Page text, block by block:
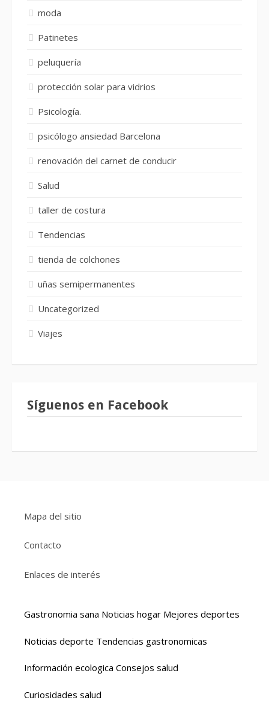
moda
Patinetes
peluquería
protección solar para vidrios
Psicología.
psicólogo ansiedad Barcelona
renovación del carnet de conducir
Salud
taller de costura
Tendencias
tienda de colchones
uñas semipermanentes
Uncategorized
Viajes
Síguenos en Facebook
Mapa del sitio
Contacto
Enlaces de interés
Gastronomia sana Noticias hogar Mejores deportes
Noticias deporte Tendencias gastronomicas
Información ecologica Consejos salud
Curiosidades salud